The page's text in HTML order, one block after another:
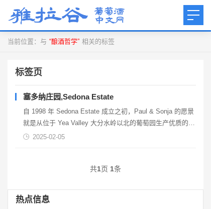
当前位置：与 “酿酒哲学” 相关的标签
标签页
塞多纳庄园,Sedona Estate
自 1998 年 Sedona Estate 成立之初，Paul & Sonja 的愿景
就是从位于 Yea Valley 大分水岭以北的葡萄园生产优质的凉
爽气候葡萄酒。他们的热情和奉献精神体现在 Sedona
2025-02-05
共1页 1条
热点信息